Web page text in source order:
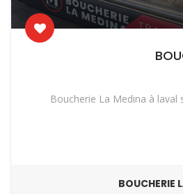
Boucherie La Medina à
BOUCHERIE